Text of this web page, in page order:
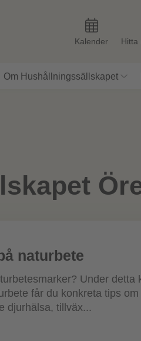
Kalender Hitta
Om Hushållningssällskapet
naturbete
Under detta
får du konkreta tips
djurhälsa, tillväx...